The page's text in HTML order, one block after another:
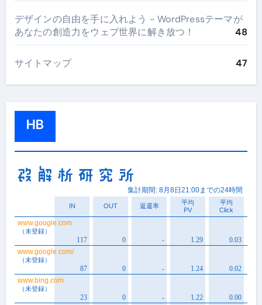
デザインの自由を手に入れよう - WordPressテーマが
あなたの創造力をウェブ世界に解き放つ！
48
サイトマップ 47
HB